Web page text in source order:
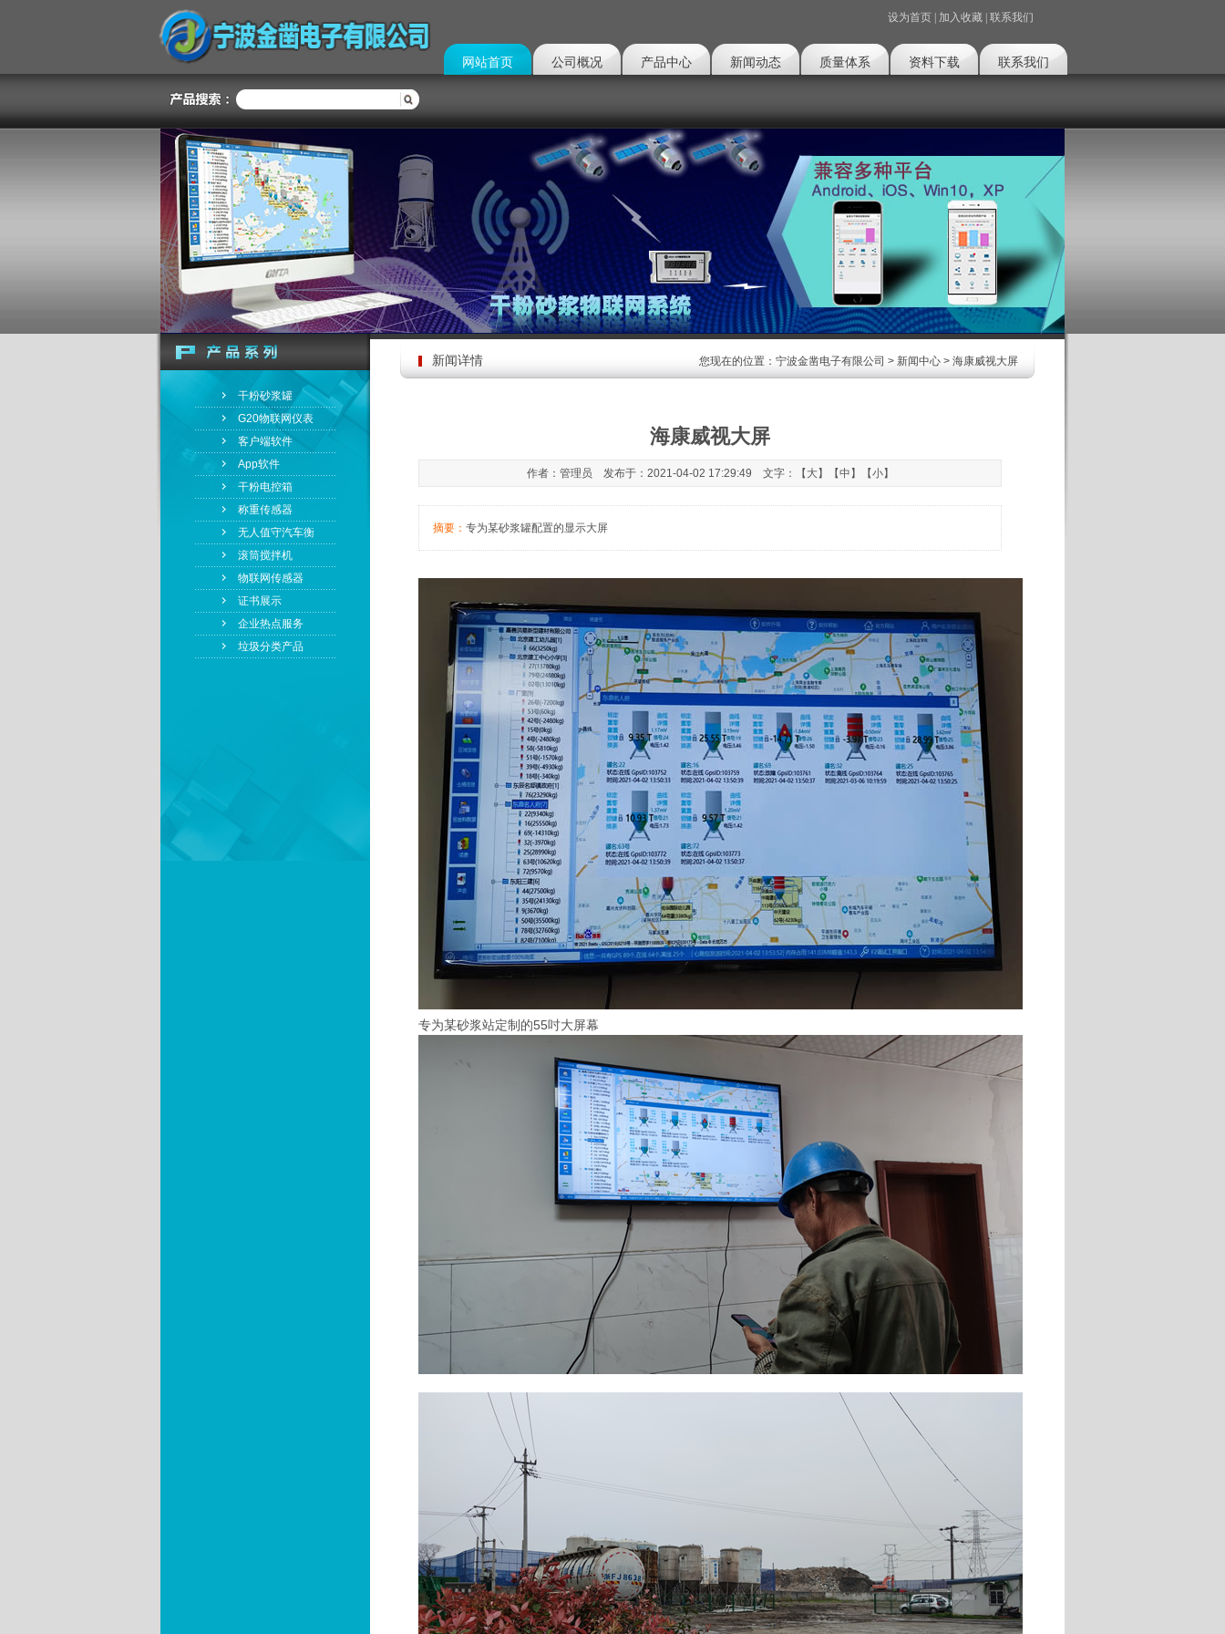
设为首页 加入收藏 联系我们
网站首页 公司概况 产品中心 新闻动态 质量体系 资料下载 联系我们
干粉砂浆罐
G20物联网仪表
客户端软件
App软件
干粉电控箱
称重传感器
无人值守汽车衡
滚筒搅拌机
物联网传感器
证书展示
企业热点服务
垃圾分类产品
新闻详情 您现在的位置： 宁波金凿电子有限公司 > 新闻中心 > 海康威视大屏
海康威视大屏
作者：管理员 发布于：2021-04-02 17:29:49 文字：【 大】【中 】【小】
摘要： 专为某砂浆罐配置的显示大屏
专为某砂浆站定制的55吋大屏幕